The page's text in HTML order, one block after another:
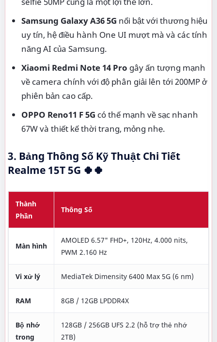
Samsung Galaxy A36 5G nổi bật với thương hiệu
uy tín, hệ điều hành One UI mượt mà và các tính
năng AI của Samsung.
Xiaomi Redmi Note 14 Pro gây ấn tượng mạnh
về camera chính với độ phân giải lên tới 200MP ở
phiên bản cao cấp.
OPPO Reno11 F 5G có thế mạnh về sạc nhanh
67W và thiết kế thời trang, mỏng nhẹ.
3. Bảng Thông Số Kỹ Thuật Chi Tiết
Realme 15T 5G 🍀🍀
Thành
Phần
Thông Số
Màn hình
AMOLED 6.57" FHD+, 120Hz, 4.000 nits,
PWM 2.160 Hz
Vi xử lý MediaTek Dimensity 6400 Max 5G (6 nm)
RAM 8GB / 12GB LPDDR4X
Bộ nhớ
trong
128GB / 256GB UFS 2.2 (hỗ trợ thẻ nhớ
2TB)